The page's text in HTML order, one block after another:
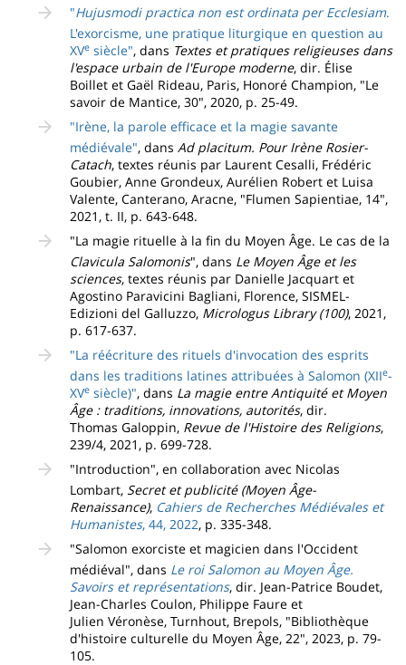
"Hujusmodi practica non est ordinata per Ecclesiam.
L'exorcisme, une pratique liturgique en question au
XVe siècle", dans Textes et pratiques religieuses dans
l'espace urbain de l'Europe moderne, dir. Élise
Boillet et Gaël Rideau, Paris, Honoré Champion, "Le
savoir de Mantice, 30", 2020, p. 25-49.
"Irène, la parole efficace et la magie savante
médiévale", dans Ad placitum. Pour Irène Rosier-
Catach, textes réunis par Laurent Cesalli, Frédéric
Goubier, Anne Grondeux, Aurélien Robert et Luisa
Valente, Canterano, Aracne, "Flumen Sapientiae, 14",
2021, t. II, p. 643-648.
"La magie rituelle à la fin du Moyen Âge. Le cas de la
Clavicula Salomonis", dans Le Moyen Âge et les
sciences, textes réunis par Danielle Jacquart et
Agostino Paravicini Bagliani, Florence, SISMEL-
Edizioni del Galluzzo, Micrologus Library (100), 2021,
p. 617-637.
"La réécriture des rituels d'invocation des esprits
dans les traditions latines attribuées à Salomon (XIIe-
XVe siècle)", dans La magie entre Antiquité et Moyen
Âge : traditions, innovations, autorités, dir.
Thomas Galoppin, Revue de l'Histoire des Religions,
239/4, 2021, p. 699-728.
"Introduction", en collaboration avec Nicolas
Lombart, Secret et publicité (Moyen Âge-
Renaissance), Cahiers de Recherches Médiévales et
Humanistes, 44, 2022, p. 335-348.
"Salomon exorciste et magicien dans l'Occident
médiéval", dans Le roi Salomon au Moyen Âge.
Savoirs et représentations, dir. Jean-Patrice Boudet,
Jean-Charles Coulon, Philippe Faure et
Julien Véronèse, Turnhout, Brepols, "Bibliothèque
d'histoire culturelle du Moyen Âge, 22", 2023, p. 79-
105.